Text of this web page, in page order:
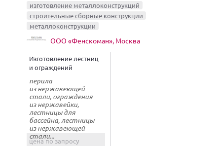
изготовление металлоконструкций
строительные сборные конструкции
металлоконструкции
ООО «Фенскоман», Москва
Изготовление лестниц
и ограждений
перила
из нержавеющей
стали, ограждения
из нержавейки,
лестницы для
бассейна, лестницы
из нержавеющей
стали...
цена по запросу